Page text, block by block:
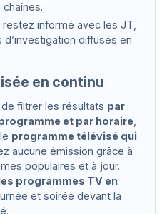
informé avec les JT,
diffusés en
en continu
filtrer les résultats par
et par horaire
programme télévisé qui
aucune émission grâce à
populaires et à jour.
programmes TV en
et soirée devant la